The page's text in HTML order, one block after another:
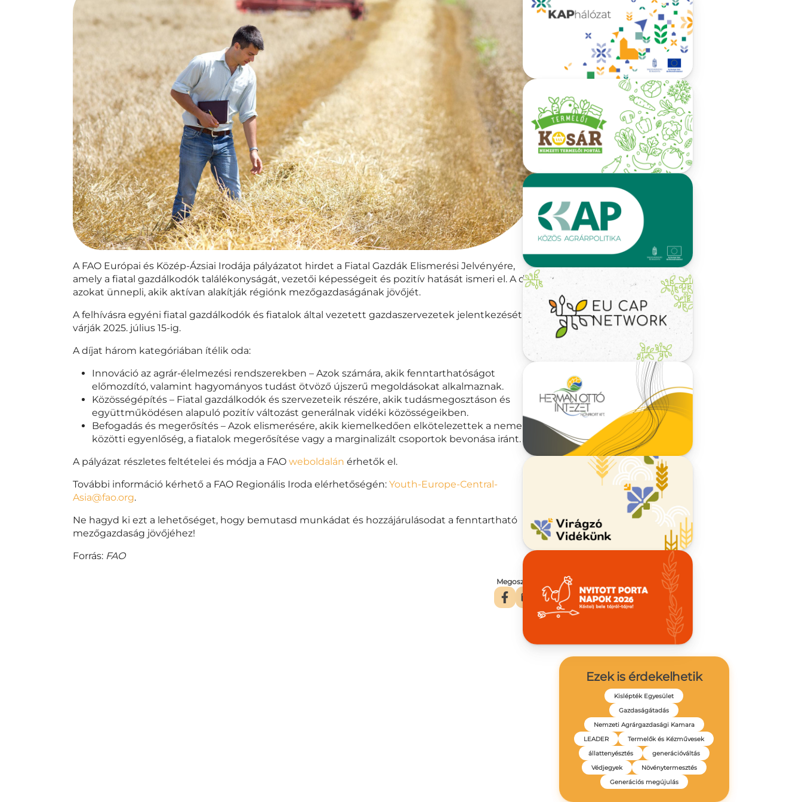
A FAO Európai és Közép-Ázsiai Irodája pályázatot hirdet a Fiatal Gazdák Elismerési Jelvényére,
amely a fiatal gazdálkodók találékonyságát, vezetői képességeit és pozitív hatását ismeri el. A díj
azokat ünnepli, akik aktívan alakítják régiónk mezőgazdaságának jövőjét.
A felhívásra egyéni fiatal gazdálkodók és fiatalok által vezetett gazdaszervezetek jelentkezését
várják 2025. július 15-ig.
A díjat három kategóriában ítélik oda:
Innováció az agrár-élelmezési rendszerekben – Azok számára, akik fenntarthatóságot
előmozdító, valamint hagyományos tudást ötvöző újszerű megoldásokat alkalmaznak.
Közösségépítés – Fiatal gazdálkodók és szervezeteik részére, akik tudásmegosztáson és
együttműködésen alapuló pozitív változást generálnak vidéki közösségeikben.
Befogadás és megerősítés – Azok elismerésére, akik kiemelkedően elkötelezettek a nemek
közötti egyenlőség, a fiatalok megerősítése vagy a marginalizált csoportok bevonása iránt.
A pályázat részletes feltételei és módja a FAO weboldalán érhetők el.
További információ kérhető a FAO Regionális Iroda elérhetőségén: Youth-Europe-Central-
Asia@fao.org.
Ne hagyd ki ezt a lehetőséget, hogy bemutasd munkádat és hozzájárulásodat a fenntartható
mezőgazdaság jövőjéhez!
Forrás: FAO
Megosztás
Ezek is érdekelhetik
Kislépték Egyesület
Gazdaságátadás
Nemzeti Agrárgazdasági Kamara
LEADER
Termelők és Kézművesek
állattenyésztés
generációváltás
Védjegyek
Növénytermesztés
Generációs megújulás